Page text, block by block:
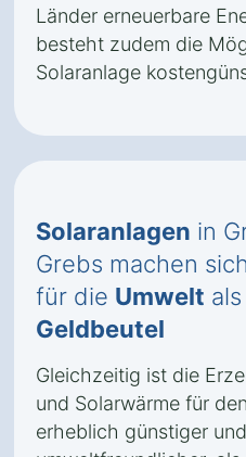
Länder erneuerbare
besteht zudem die
Solaranlage
Solaranlagen in
Grebs machen
für die Umwelt
Geldbeutel
Gleichzeitig ist die
und Solarwärme für
erheblich günstiger